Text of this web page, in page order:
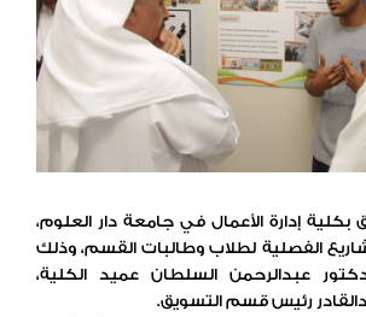
إدارة الأعمال في جامعة دار العلوم،
الفصلية لطلاب وطالبات القسم، وذلك
عبدالرحمن السلطان عميد الكلية،
رئيس قسم التسويق.